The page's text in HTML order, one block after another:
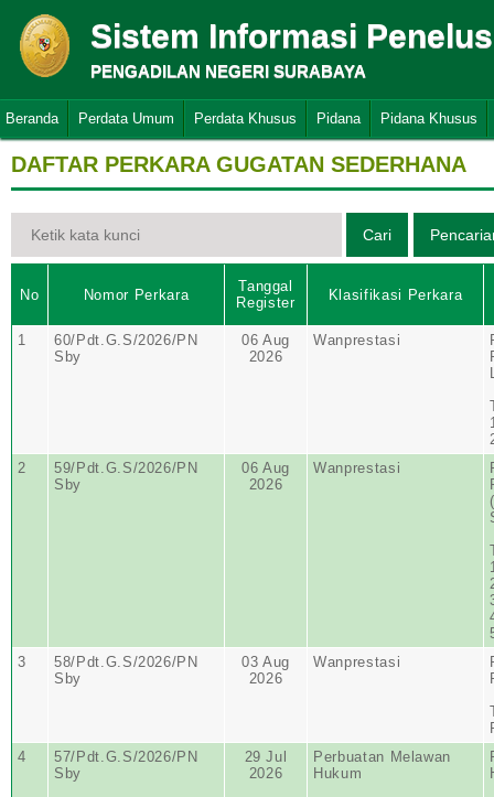
Sistem Informasi
PENGADILAN NEGERI SURABAYA
Beranda Perdata Umum Perdata Khusus Pidana Pidana Khusus
DAFTAR PERKARA GUGATAN SEDERHANA
No Nomor Perkara
Tanggal
Register
Klasifikasi Perkara
1
60/Pdt.G.S/2026/PN
Sby
06 Aug
2026
Wanprestasi
2
59/Pdt.G.S/2026/PN
Sby
06 Aug
2026
Wanprestasi
3
58/Pdt.G.S/2026/PN
Sby
03 Aug
2026
Wanprestasi
4
57/Pdt.G.S/2026/PN
Sby
29 Jul
2026
Perbuatan Melawan
Hukum